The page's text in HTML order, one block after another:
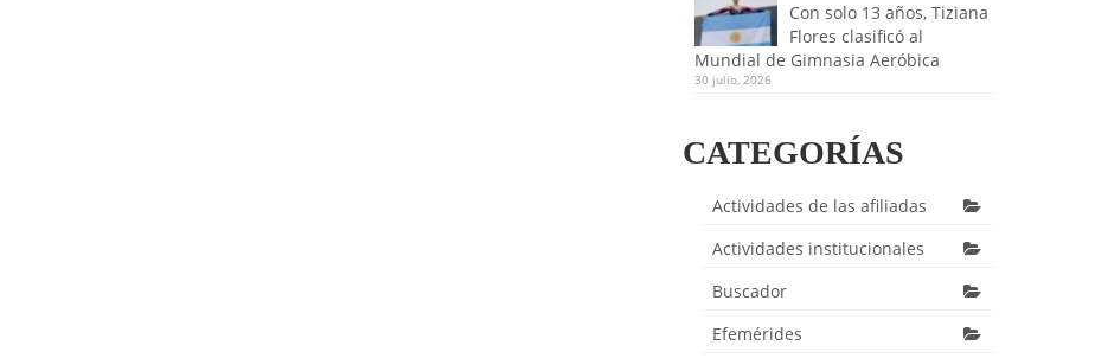
Con solo 13 años, Tiziana
Flores clasificó al
Mundial de Gimnasia Aeróbica
30 julio, 2026
CATEGORÍAS
Actividades de las afiliadas
Actividades institucionales
Buscador
Efemérides